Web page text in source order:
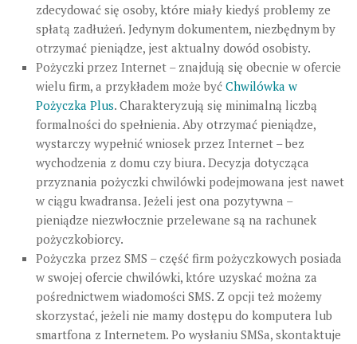
zdecydować się osoby, które miały kiedyś problemy ze
spłatą zadłużeń. Jedynym dokumentem, niezbędnym by
otrzymać pieniądze, jest aktualny dowód osobisty.
Pożyczki przez Internet – znajdują się obecnie w ofercie
wielu firm, a przykładem może być Chwilówka w
Pożyczka Plus. Charakteryzują się minimalną liczbą
formalności do spełnienia. Aby otrzymać pieniądze,
wystarczy wypełnić wniosek przez Internet – bez
wychodzenia z domu czy biura. Decyzja dotycząca
przyznania pożyczki chwilówki podejmowana jest nawet
w ciągu kwadransa. Jeżeli jest ona pozytywna –
pieniądze niezwłocznie przelewane są na rachunek
pożyczkobiorcy.
Pożyczka przez SMS – część firm pożyczkowych posiada
w swojej ofercie chwilówki, które uzyskać można za
pośrednictwem wiadomości SMS. Z opcji też możemy
skorzystać, jeżeli nie mamy dostępu do komputera lub
smartfona z Internetem. Po wysłaniu SMSa, skontaktuje